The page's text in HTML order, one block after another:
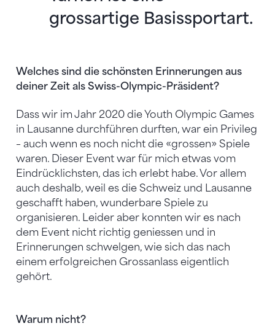
grossartige Basissportart.
Welches sind die schönsten Erinnerungen aus
deiner Zeit als Swiss-Olympic-Präsident?
Dass wir im Jahr 2020 die Youth Olympic Games
in Lausanne durchführen durften, war ein Privileg
– auch wenn es noch nicht die «grossen» Spiele
waren. Dieser Event war für mich etwas vom
Eindrücklichsten, das ich erlebt habe. Vor allem
auch deshalb, weil es die Schweiz und Lausanne
geschafft haben, wunderbare Spiele zu
organisieren. Leider aber konnten wir es nach
dem Event nicht richtig geniessen und in
Erinnerungen schwelgen, wie sich das nach
einem erfolgreichen Grossanlass eigentlich
gehört.
Warum nicht?